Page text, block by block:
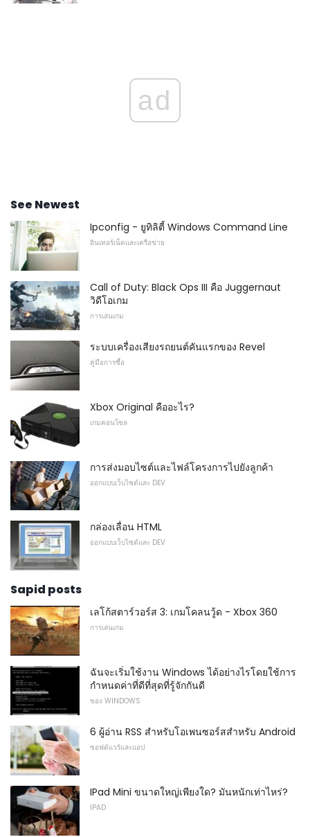
ad
See Newest
Ipconfig - ยูทิลิตี้ Windows Command Line
อินเทอร์เน็ตและเครือข่าย
Call of Duty: Black Ops III คือ Juggernaut
วิดีโอเกม
การเล่นเกม
ระบบเครื่องเสียงรถยนต์คันแรกของ Revel
คู่มือการซื้อ
Xbox Original คืออะไร?
เกมคอนโซล
การส่งมอบไซต์และไฟล์โครงการไปยังลูกค้า
ออกแบบเว็บไซต์และ DEV
กล่องเลื่อน HTML
ออกแบบเว็บไซต์และ DEV
Sapid posts
เลโก้สตาร์วอร์ส 3: เกมโคลนวู้ด - Xbox 360
การเล่นเกม
ฉันจะเริ่มใช้งาน Windows ได้อย่างไรโดยใช้การ
กำหนดค่าที่ดีที่สุดที่รู้จักกันดี
ของ WINDOWS
6 ผู้อ่าน RSS สำหรับโอเพนซอร์สสำหรับ Android
ซอฟต์แวร์และแอป
IPad Mini ขนาดใหญ่เพียงใด? มันหนักเท่าไหร่?
IPAD